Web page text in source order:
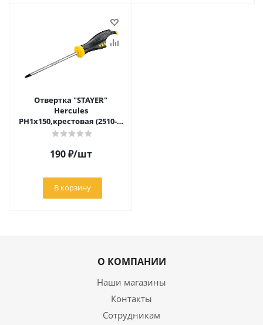
Отвертка "STAYER"
Hercules
PH1x150,крестовая (2510-1-
15)
190₽/шт
В корзину
О КОМПАНИИ
Наши магазины
Контакты
Сотрудникам